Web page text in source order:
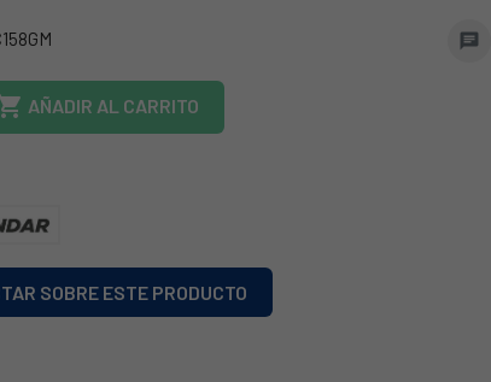
AÑADIR AL CARRITO
SOBRE ESTE PRODUCTO
chat